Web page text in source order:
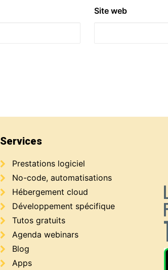
Site web
Services
Prestations logiciel
No-code, automatisations
Hébergement cloud
Développement spécifique
Tutos gratuits
Agenda webinars
Blog
Apps